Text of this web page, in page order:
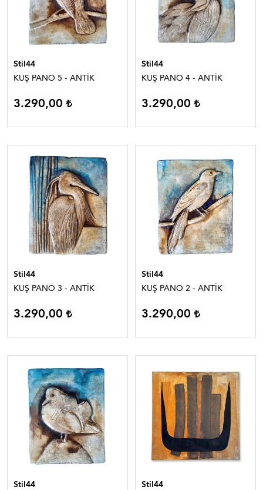
Stil44
KUŞ PANO 5 - ANTİK
3.290,00
Stil44
KUŞ PANO 4 - ANTİK
3.290,00
Stil44
KUŞ PANO 3 - ANTİK
3.290,00
Stil44
KUŞ PANO 2 - ANTİK
3.290,00
Stil44
Stil44